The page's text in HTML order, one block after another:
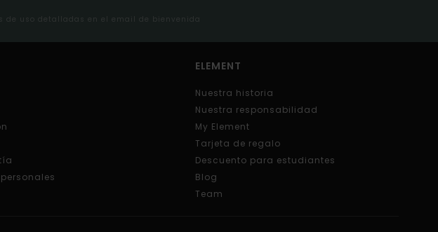
de uso detalladas en el email de bienvenida
ELEMENT
Nuestra historia
Nuestra responsabilidad
My Element
Tarjeta de regalo
Descuento para estudiantes
Blog
Team